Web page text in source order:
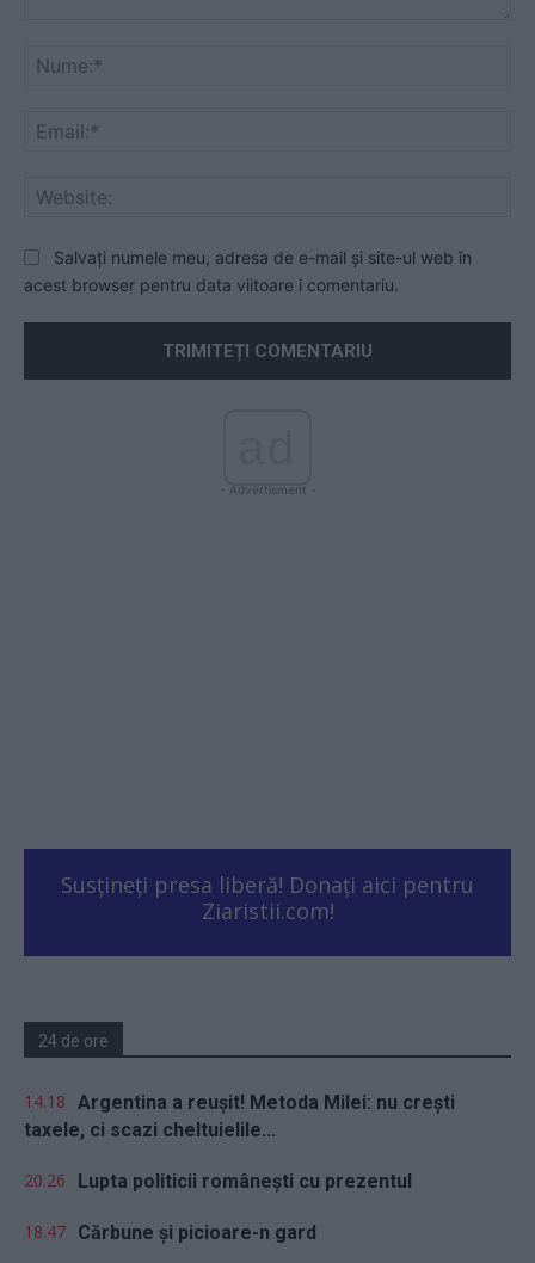
Salvați numele meu, adresa de e-mail și site-ul web în
acest browser pentru data viitoare i comentariu.
- Advertisment -
Susțineți presa liberă! Donați aici pentru
Ziaristii.com!
24 de ore
14.18 Argentina a reușit! Metoda Milei: nu crești
taxele, ci scazi cheltuielile...
20.26 Lupta politicii românești cu prezentul
18.47 Cărbune și picioare-n gard